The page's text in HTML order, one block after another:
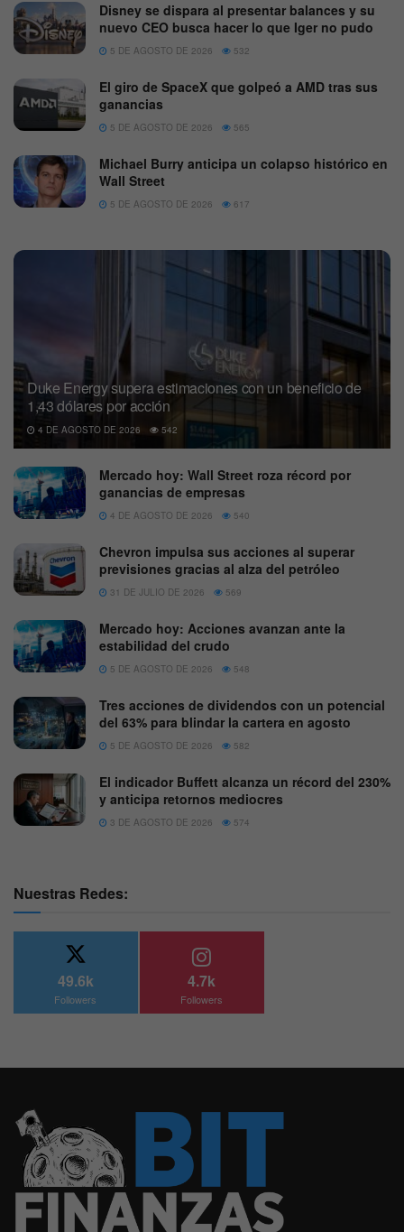
Disney se dispara al presentar balances y su
nuevo CEO busca hacer lo que Iger no pudo
5 DE AGOSTO DE 2026 532
El giro de SpaceX que golpeó a AMD tras sus
ganancias
5 DE AGOSTO DE 2026 565
Michael Burry anticipa un colapso histórico en
Wall Street
5 DE AGOSTO DE 2026 617
Duke Energy supera estimaciones con un beneficio de
1,43 dólares por acción
4 DE AGOSTO DE 2026 542
Mercado hoy: Wall Street roza récord por
ganancias de empresas
4 DE AGOSTO DE 2026 540
Chevron impulsa sus acciones al superar
previsiones gracias al alza del petróleo
31 DE JULIO DE 2026 569
Mercado hoy: Acciones avanzan ante la
estabilidad del crudo
5 DE AGOSTO DE 2026 548
Tres acciones de dividendos con un potencial
del 63% para blindar la cartera en agosto
5 DE AGOSTO DE 2026 582
El indicador Buffett alcanza un récord del 230%
y anticipa retornos mediocres
3 DE AGOSTO DE 2026 574
Nuestras Redes:
49.6k
Followers
4.7k
Followers